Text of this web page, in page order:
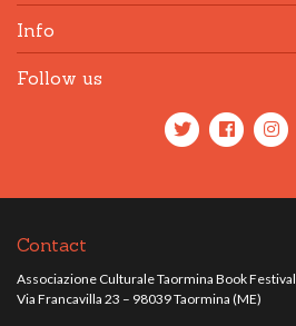
Info
Follow us
Contact
Associazione Culturale Taormina Book Festival
Via Francavilla 23 – 98039 Taormina (ME)